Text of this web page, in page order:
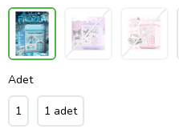
Adet
1 1 adet